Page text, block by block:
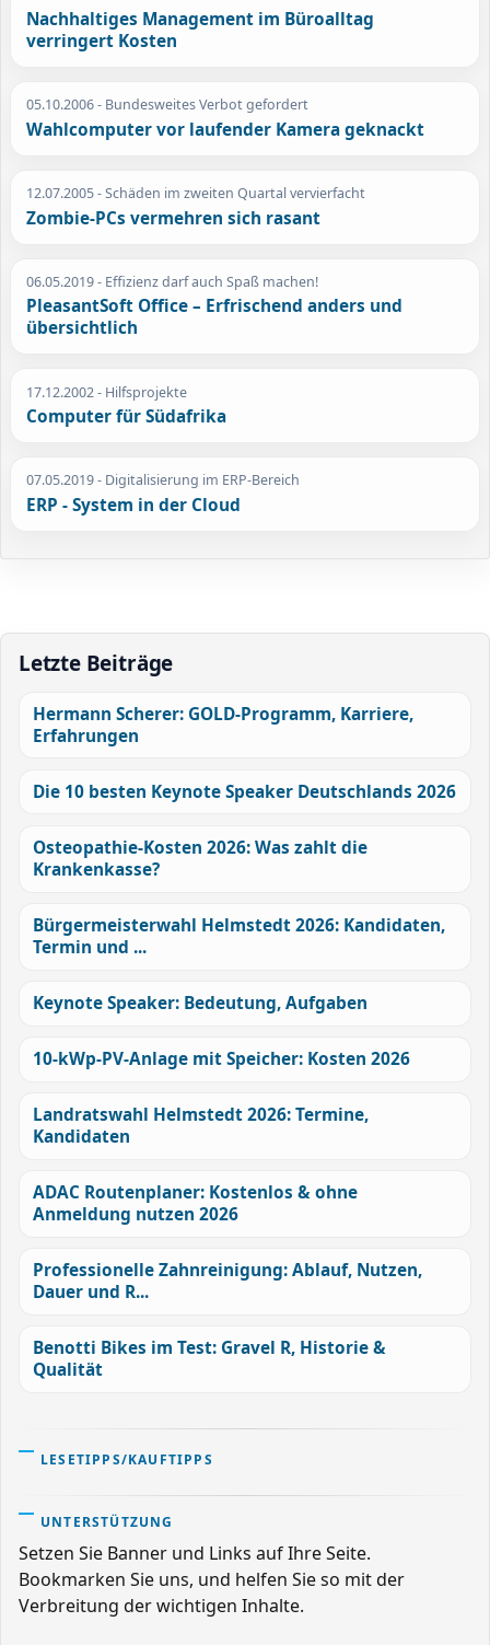
Nachhaltiges Management im Büroalltag
verringert Kosten
05.10.2006- Bundesweites Verbot gefordert
Wahlcomputer vor laufender Kamera geknackt
12.07.2005- Schäden im zweiten Quartal vervierfacht
Zombie-PCs vermehren sich rasant
06.05.2019- Effizienz darf auch Spaß machen!
PleasantSoft Office – Erfrischend anders und
übersichtlich
17.12.2002- Hilfsprojekte
Computer für Südafrika
07.05.2019- Digitalisierung im ERP-Bereich
ERP - System in der Cloud
Letzte Beiträge
Hermann Scherer: GOLD-Programm, Karriere,
Erfahrungen
Die 10 besten Keynote Speaker Deutschlands 2026
Osteopathie-Kosten 2026: Was zahlt die
Krankenkasse?
Bürgermeisterwahl Helmstedt 2026: Kandidaten,
Termin und ...
Keynote Speaker: Bedeutung, Aufgaben
10-kWp-PV-Anlage mit Speicher: Kosten 2026
Landratswahl Helmstedt 2026: Termine,
Kandidaten
ADAC Routenplaner: Kostenlos & ohne
Anmeldung nutzen 2026
Professionelle Zahnreinigung: Ablauf, Nutzen,
Dauer und R...
Benotti Bikes im Test: Gravel R, Historie &
Qualität
LESETIPPS/KAUFTIPPS
UNTERSTÜTZUNG
Setzen Sie Banner und Links auf Ihre Seite.
Bookmarken Sie uns, und helfen Sie so mit der
Verbreitung der wichtigen Inhalte.